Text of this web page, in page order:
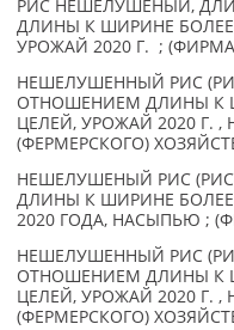
РИС НЕШЕЛУШЕНЫЙ,
ДЛИНЫ К ШИРИНЕ БОЛЕЕ
УРОЖАЙ 2020 Г. ;
НЕШЕЛУШЕННЫЙ РИС
ОТНОШЕНИЕМ ДЛИНЫ К
ЦЕЛЕЙ, УРОЖАЙ 2020 Г.
(ФЕРМЕРСКОГО)
НЕШЕЛУШЕНЫЙ РИС
ДЛИНЫ К ШИРИНЕ БОЛЕЕ
2020 ГОДА, НАСЫПЬЮ ;
НЕШЕЛУШЕННЫЙ РИС
ОТНОШЕНИЕМ ДЛИНЫ К
ЦЕЛЕЙ, УРОЖАЙ 2020 Г.
(ФЕРМЕРСКОГО)